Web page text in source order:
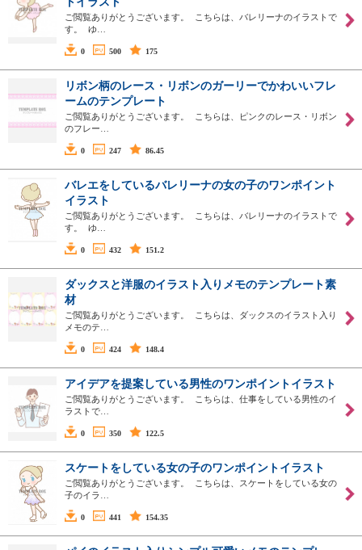
ご閲覧ありがとうございます。 こちらは、バレリーナのイラストで
す。 ゆ…
0 500 175
リボン柄のレース・リボンのガーリーでかわいいフレ
ームのテンプレート
ご閲覧ありがとうございます。 こちらは、ピンクのレース・リボン
のフレー…
0 247 86.45
バレエをしているバレリーナの女の子のワンポイント
イラスト
ご閲覧ありがとうございます。 こちらは、バレリーナのイラストで
す。 ゆ…
0 432 151.2
ダックスと洋服のイラスト入りメモのテンプレート素
材
ご閲覧ありがとうございます。 こちらは、ダックスのイラスト入り
メモのテ…
0 424 148.4
アイデアを提案している男性のワンポイントイラスト
ご閲覧ありがとうございます。 こちらは、仕事をしている男性のイ
ラストで…
0 350 122.5
スケートをしている女の子のワンポイントイラスト
ご閲覧ありがとうございます。 こちらは、スケートをしている女の
子のイラ…
0 441 154.35